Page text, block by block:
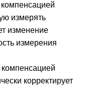
измерять
изменение
измерения
корректирует